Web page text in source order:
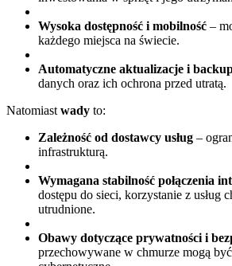
Wysoka dostępność i mobilność –
każdego miejsca na świecie.
Automatyczne aktualizacje i
danych oraz ich ochrona przed utratą.
Natomiast wady to:
Zależność od dostawcy usług –
infrastrukturą.
Wymagana stabilność połączenia
dostępu do sieci, korzystanie z usług
utrudnione.
Obawy dotyczące prywatności i
przechowywane w chmurze mogą